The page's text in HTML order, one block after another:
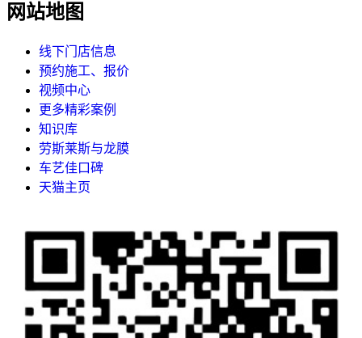
网站地图
线下门店信息
预约施工、报价
视频中心
更多精彩案例
知识库
劳斯莱斯与龙膜
车艺佳口碑
天猫主页